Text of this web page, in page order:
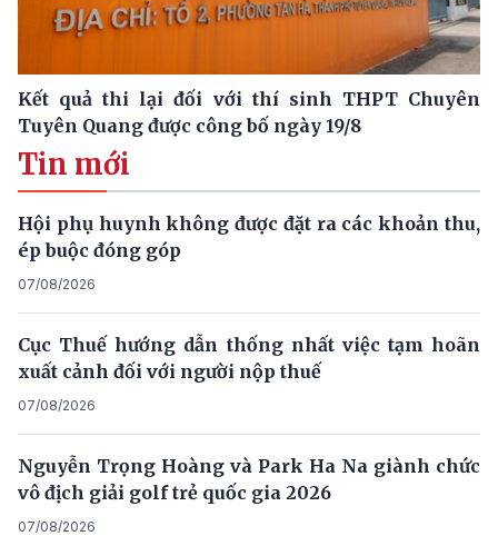
Kết quả thi lại đối với thí sinh THPT Chuyên
Tuyên Quang được công bố ngày 19/8
Tin mới
Hội phụ huynh không được đặt ra các khoản thu,
ép buộc đóng góp
07/08/2026
Cục Thuế hướng dẫn thống nhất việc tạm hoãn
xuất cảnh đối với người nộp thuế
07/08/2026
Nguyễn Trọng Hoàng và Park Ha Na giành chức
vô địch giải golf trẻ quốc gia 2026
07/08/2026